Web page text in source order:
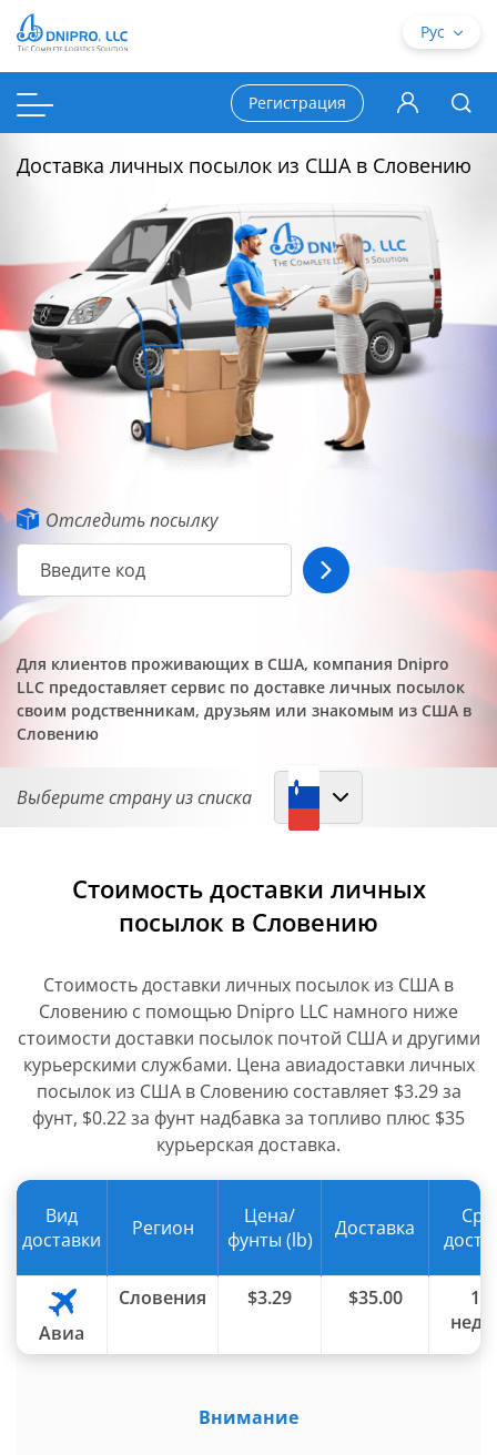
Доставка личных посылок из США в Словению
Отследить посылку
Для клиентов проживающих в США, компания Dnipro
LLC предоставляет сервис по доставке личных посылок
своим родственникам, друзьям или знакомым из США в
Словению
Выберите страну из списка
Стоимость доставки личных
посылок в Словению
Cтоимость доставки личных посылок из США в
Словению с помощью Dnipro LLC намного ниже
стоимости доставки посылок почтой США и другими
курьерскими службами. Цена авиадоставки личных
посылок из США в Словению составляет $3.29 за
фунт, $0.22 за фунт надбавка за топливо плюс $35
курьерская доставка.
Вид
доставки
Регион
Цена/
фунты (lb)
Доставка
Авиа
Словения $3.29 $35.00
1-2
Внимание
Рус
Регистрация